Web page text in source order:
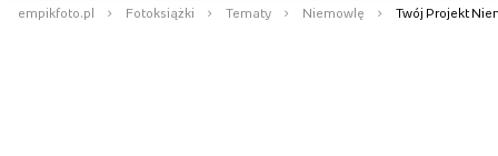
empikfoto.pl Fotoksiążki Tematy Niemowlę Twój Projekt